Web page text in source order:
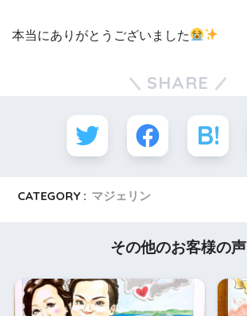
本当にありがとうございました
SHARE
CATEGORY : マジェリン
その他のお客様の声